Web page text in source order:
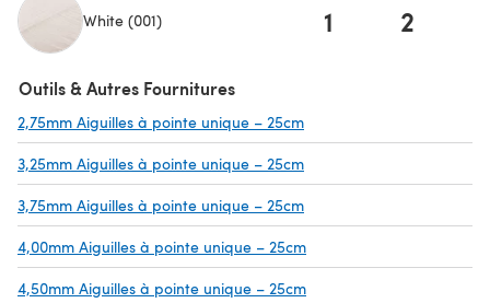
White (001) 1 2
Outils & Autres Fournitures
2,75mm Aiguilles à pointe unique – 25cm
3,25mm Aiguilles à pointe unique – 25cm
3,75mm Aiguilles à pointe unique – 25cm
4,00mm Aiguilles à pointe unique – 25cm
4,50mm Aiguilles à pointe unique – 25cm